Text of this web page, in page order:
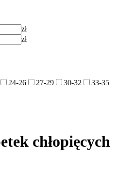
zł
zł
24-26 27-29 30-32
33-35
chłopięcych